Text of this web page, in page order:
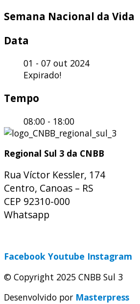
Semana Nacional da Vida
Data
01 - 07 out 2024
Expirado!
Tempo
08:00 - 18:00
Regional Sul 3 da CNBB
Rua Víctor Kessler, 174
Centro, Canoas – RS
CEP 92310-000
Whatsapp
Facebook Youtube Instagram
© Copyright 2025 CNBB Sul 3
Desenvolvido por Masterpress